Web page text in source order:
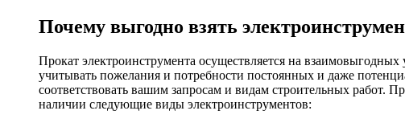
Почему выгодно взять
Прокат электроинструмента осуществляется на
учитывать пожелания и потребности постоянных и даже
соответствовать вашим запросам и видам строительных работ.
наличии следующие виды электроинструментов: